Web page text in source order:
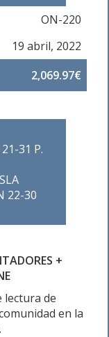
ON-220
19 abril, 2022
2,069.97€
31 P.
22-30
+
lectura de
en la